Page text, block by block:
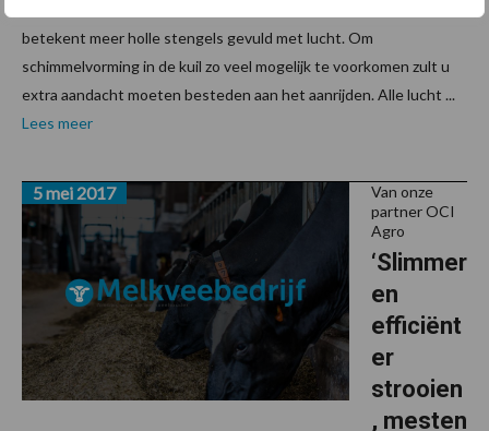
betekent meer holle stengels gevuld met lucht. Om
schimmelvorming in de kuil zo veel mogelijk te voorkomen zult u
extra aandacht moeten besteden aan het aanrijden. Alle lucht ...
Lees meer
Van onze
partner OCI
Agro
‘Slimmer
en
efficiënt
er
strooien
, mesten
5 mei 2017